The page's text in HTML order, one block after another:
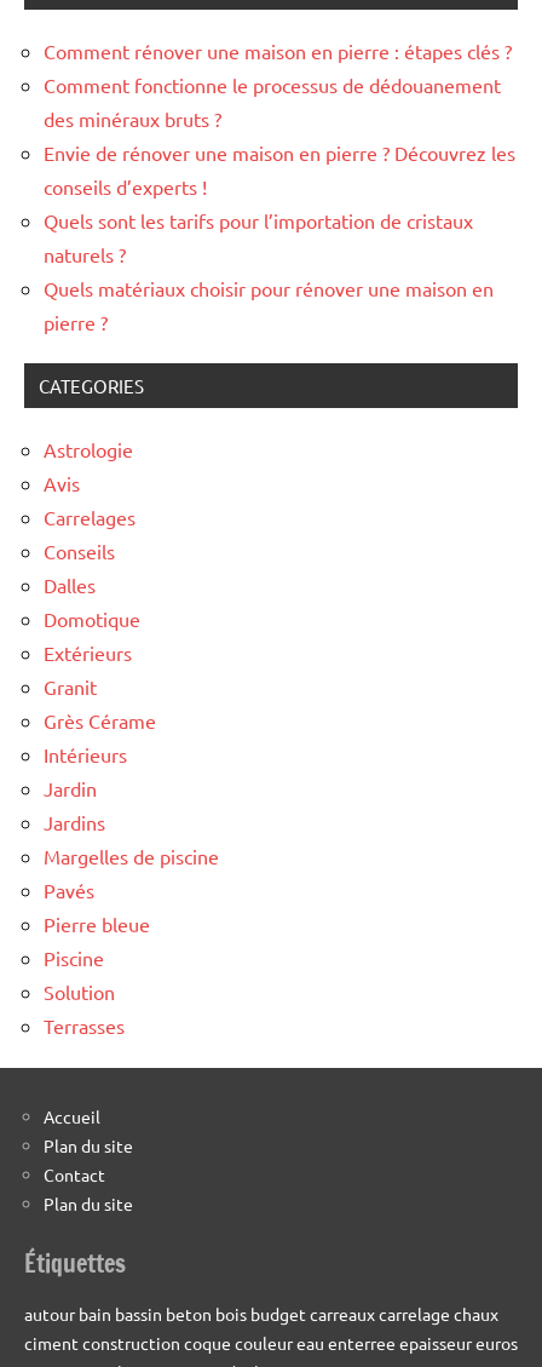
Comment rénover une maison en pierre : étapes clés ?
Comment fonctionne le processus de dédouanement
des minéraux bruts ?
Envie de rénover une maison en pierre ? Découvrez les
conseils d’experts !
Quels sont les tarifs pour l’importation de cristaux
naturels ?
Quels matériaux choisir pour rénover une maison en
pierre ?
CATEGORIES
Astrologie
Avis
Carrelages
Conseils
Dalles
Domotique
Extérieurs
Granit
Grès Cérame
Intérieurs
Jardin
Jardins
Margelles de piscine
Pavés
Pierre bleue
Piscine
Solution
Terrasses
Accueil
Plan du site
Contact
Plan du site
Étiquettes
autour bain bassin beton bois budget carreauxcarrelage chaux
ciment construction coque couleureau enterree epaisseureuros